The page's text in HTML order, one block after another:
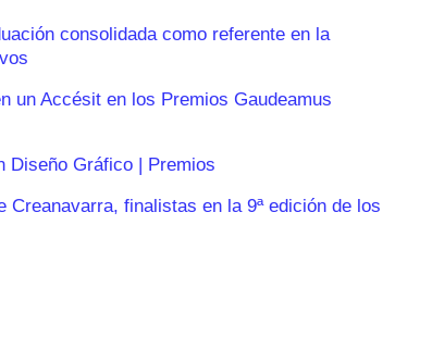
consolidada como referente en la
un Accésit en los Premios Gaudeamus
Diseño Gráfico | Premios
Creanavarra, finalistas en la 9ª edición de los